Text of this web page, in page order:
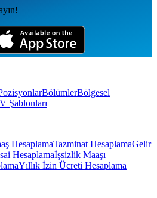
BölümlerBölgesel
Şablonları
HesaplamaTazminat HesaplamaGelir
Hesaplamaİşsizlik Maaşı
Yıllık İzin Ücreti Hesaplama